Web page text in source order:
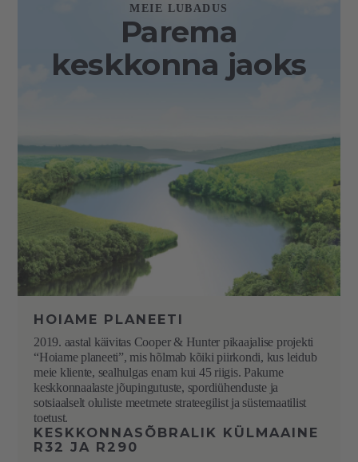
MEIE LUBADUS
Parema
keskkonna jaoks
HOIAME PLANEETI
2019. aastal käivitas Cooper & Hunter pikaajalise projekti
“Hoiame planeeti”, mis hõlmab kõiki piirkondi, kus leidub
meie kliente, sealhulgas enam kui 45 riigis. Pakume
keskkonnaalaste jõupingutuste, spordiühenduste ja
sotsiaalselt oluliste meetmete strateegilist ja süstemaatilist
toetust.
KESKKONNASÕBRALIK KÜLMAAINE
R32 JA R290